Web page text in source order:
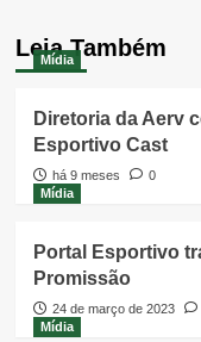
Leia Também
Mídia
Diretoria da Aerv
Esportivo Cast
há 9 meses
0
Mídia
Portal Esportivo
Promissão
24 de março de 2023
Mídia